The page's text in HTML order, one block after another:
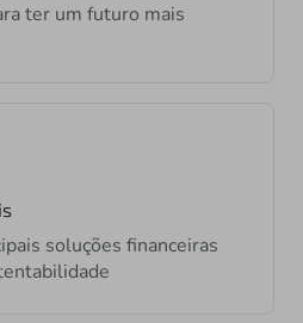
ter um futuro mais
soluções financeiras